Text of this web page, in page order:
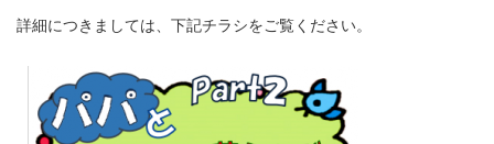
詳細につきましては、下記チラシをご覧ください。